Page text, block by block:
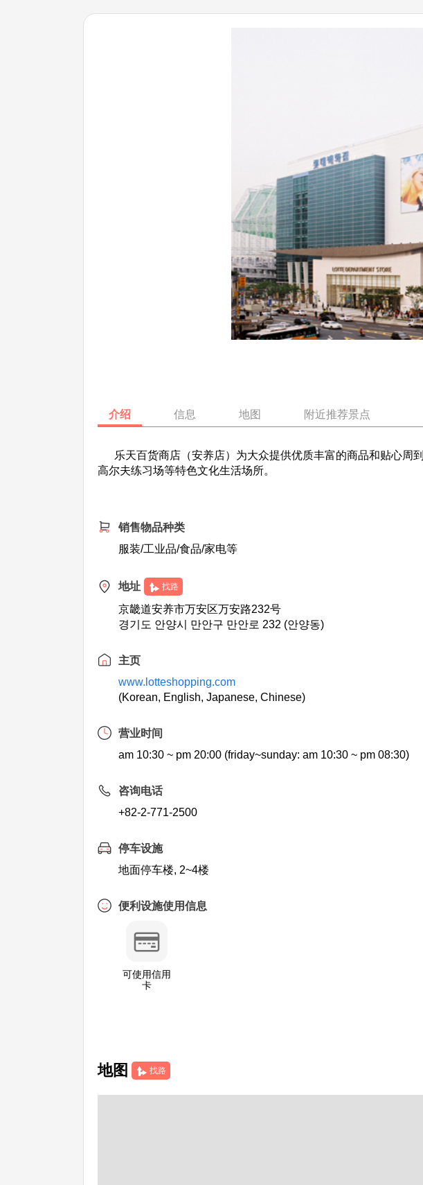
介绍 信息 地图 附近推荐景点
乐天百货商店（安养店）为大众提供优质丰富的商品和贴心周
高尔夫练习场等特色文化生活场所。
销售物品种类
服装/工业品/食品/家电等
地址 找路
京畿道安养市万安区万安路232号
경기도 안양시 만안구 만안로 232 (안양동)
主页
www.lotteshopping.com
(Korean, English, Japanese, Chinese)
营业时间
am 10:30 ~ pm 20:00 (friday~sunday: am 10:30 ~ pm 08:30)
咨询电话
+82-2-771-2500
停车设施
地面停车楼, 2~4楼
便利设施使用信息
可使用信用
卡
地图 找路